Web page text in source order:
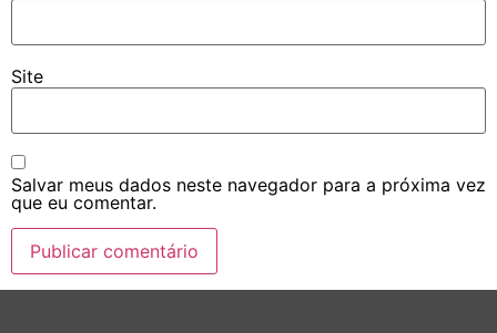
Site
Salvar meus dados neste navegador para a próxima vez
que eu comentar.